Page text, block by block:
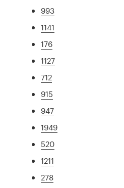
993
1141
176
1127
712
915
947
1949
520
1211
278